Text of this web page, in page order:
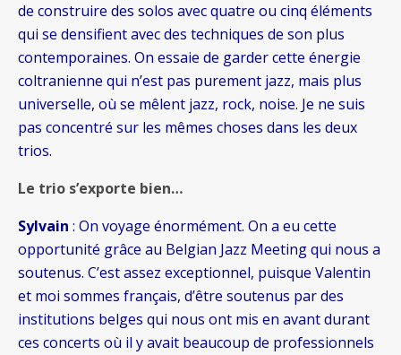
de construire des solos avec quatre ou cinq éléments
qui se densifient avec des techniques de son plus
contemporaines. On essaie de garder cette énergie
coltranienne qui n’est pas purement jazz, mais plus
universelle, où se mêlent jazz, rock, noise. Je ne suis
pas concentré sur les mêmes choses dans les deux
trios.
Le trio s’exporte bien…
Sylvain : On voyage énormément. On a eu cette
opportunité grâce au Belgian Jazz Meeting qui nous a
soutenus. C’est assez exceptionnel, puisque Valentin
et moi sommes français, d’être soutenus par des
institutions belges qui nous ont mis en avant durant
ces concerts où il y avait beaucoup de professionnels